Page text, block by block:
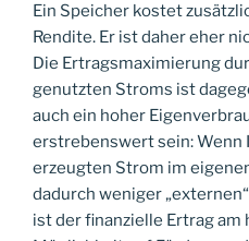
Ein Speicher kostet
Rendite. Er ist daher eher
Die Ertragsmaximierung
genutzten Stroms ist
auch ein hoher
erstrebenswert sein: Wenn
erzeugten Strom im
dadurch weniger
ist der finanzielle Ertrag am